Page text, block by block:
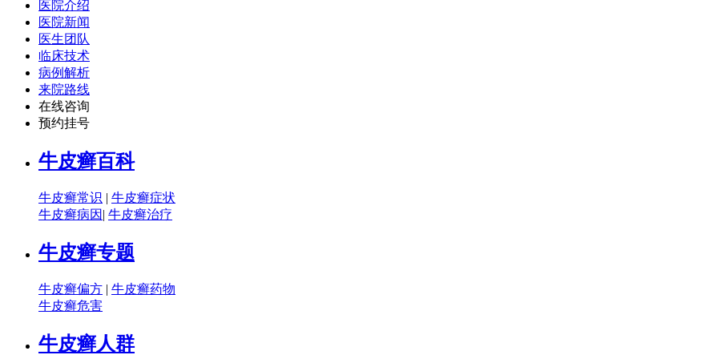
医院介绍
医院新闻
医生团队
临床技术
病例解析
来院路线
在线咨询
预约挂号
牛皮癣百科
牛皮癣常识 | 牛皮癣症状
牛皮癣病因 | 牛皮癣治疗
牛皮癣专题
牛皮癣偏方 | 牛皮癣药物
牛皮癣危害
牛皮癣人群